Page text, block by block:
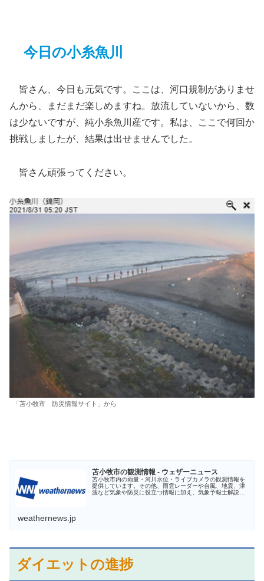
今日の小糸魚川
皆さん、今日も元気です。ここは、河口規制がありませ
んから、まだまだ楽しめますね。放流していないから、数
は少ないですが、純小糸魚川産です。私は、ここで何回か
挑戦しましたが、結果は出せませんでした。
皆さん頑張ってください。
「苫小牧市 防災情報サイト」から
苫小牧市の観測情報 - ウェザーニュース
苫小牧市内の雨量・河川水位・ライブカメラの観測情報を
提供しています。その他、雨雲レーダーや台風、地震、津
波など気象や防災に役立つ情報に加え、気象予報士解説の
weathernews.jp
ダイエットの進捗